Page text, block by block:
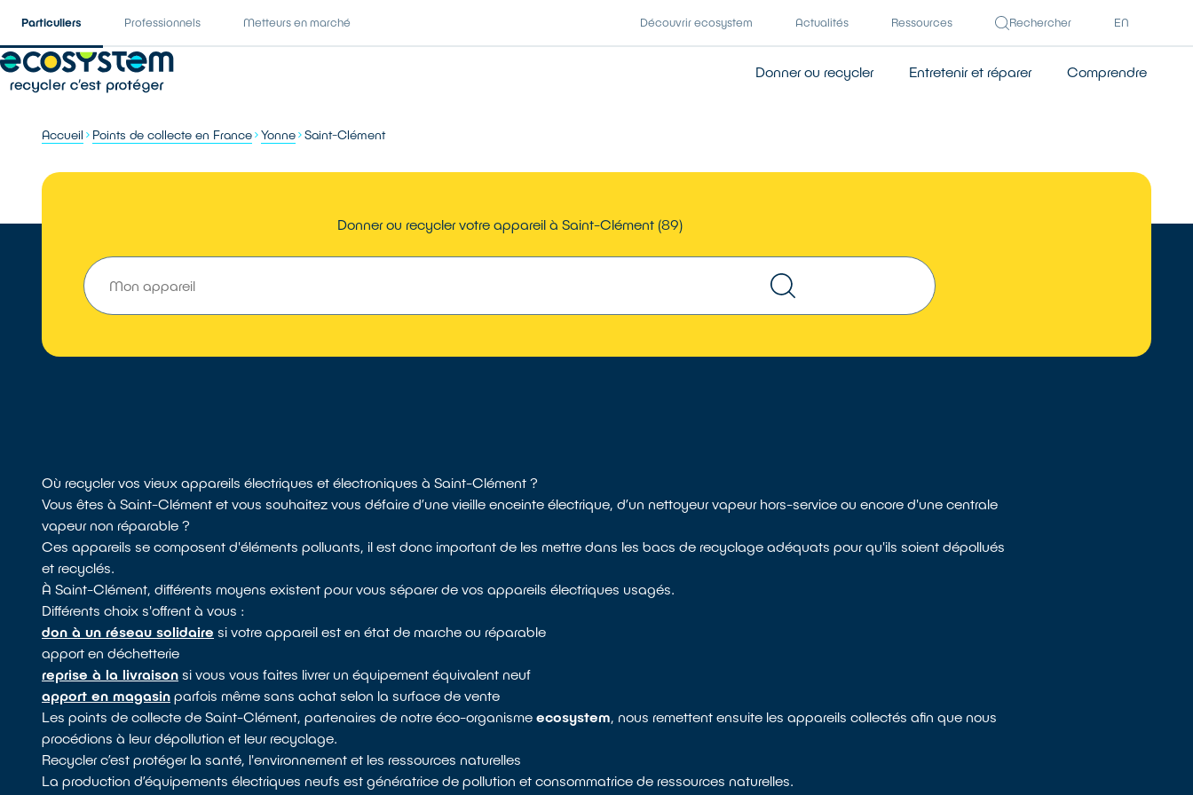
Particuliers Professionnels Metteurs en marché Découvrir ecosystem Actualités Ressources Rechercher EN
Donner ou recycler Entretenir et réparer Comprendre
Accueil Points de collecte en France Yonne Saint-Clément
Donner ou recycler votre appareil à Saint-Clément (89)
Où recycler vos vieux appareils électriques et électroniques à Saint-Clément ?
Vous êtes à Saint-Clément et vous souhaitez vous défaire d’une vieille enceinte électrique, d’un nettoyeur vapeur hors-service ou encore d'une centrale
vapeur non réparable ?
Ces appareils se composent d'éléments polluants, il est donc important de les mettre dans les bacs de recyclage adéquats pour qu'ils soient dépollués
et recyclés.
À Saint-Clément, différents moyens existent pour vous séparer de vos appareils électriques usagés.
Différents choix s'offrent à vous :
don à un réseau solidaire si votre appareil est en état de marche ou réparable
apport en déchetterie
reprise à la livraison si vous vous faites livrer un équipement équivalent neuf
apport en magasin parfois même sans achat selon la surface de vente
Les points de collecte de Saint-Clément, partenaires de notre éco-organismeecosystem, nous remettent ensuite les appareils collectés afin que nous
procédions à leur dépollution et leur recyclage.
Recycler c’est protéger la santé, l'environnement et les ressources naturelles
La production d’équipements électriques neufs est génératrice de pollution et consommatrice de ressources naturelles.